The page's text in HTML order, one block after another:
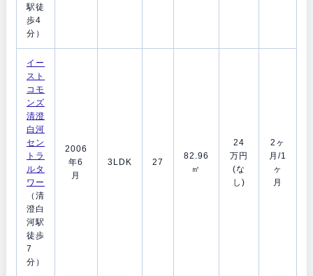
駅徒
歩4
分）
イー
スト
コモ
ンズ
清澄
白河
セン
トラ
ルタ
ワー
（清
澄白
河駅
徒歩
7
分）
2006
年6
月
3LDK 27
82.96
㎡
24
万円
(な
し)
2ヶ
月/1
ヶ
月